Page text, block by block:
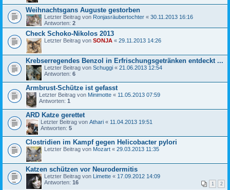
Weihnachtsgans Auguste gestorben
Letzter Beitrag von Ronjasräubertochter « 30.11.2013 16:16
Antworten: 2
Check Schoko-Nikolos 2013
Letzter Beitrag von SONJA « 29.11.2013 14:26
Krebserregendes Benzol in Erfrischungsgetränken entdeckt ...
Letzter Beitrag von Schuggi « 21.06.2013 12:54
Antworten: 6
Armbrust-Schütze ist gefasst
Letzter Beitrag von Minimotte « 11.05.2013 07:59
Antworten: 1
ARD Katze gerettet
Letzter Beitrag von Athari « 11.04.2013 19:51
Antworten: 5
Clostridien im Kampf gegen Helicobacter pylori
Letzter Beitrag von Mozart « 29.03.2013 11:35
Katzen schützen vor Neurodermitis
Letzter Beitrag von Limette « 17.09.2012 14:09
Antworten: 16 1 2